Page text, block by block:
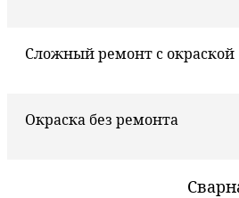
Сложный ремонт с окраской
Окраска без ремонта